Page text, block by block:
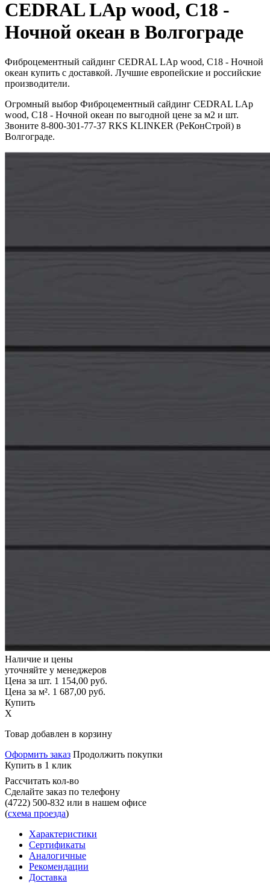
CEDRAL LAp wood, C18 -
Ночной океан в Волгограде
Фиброцементный сайдинг CEDRAL LAp wood, C18 - Ночной
океан купить с доставкой. Лучшие европейские и российские
производители.
Огромный выбор Фиброцементный сайдинг CEDRAL LAp
wood, C18 - Ночной океан по выгодной цене за м2 и шт.
Звоните 8-800-301-77-37 RKS KLINKER (РеКонСтрой) в
Волгограде.
Наличие и цены
уточняйте у менеджеров
Цена за шт. 1 154,00 руб.
Цена за м². 1 687,00 руб.
Купить
X
Товар добавлен в корзину
Оформить заказ Продолжить покупки
Купить в 1 клик
Рассчитать кол-во
Сделайте заказ по телефону
(4722) 500-832 или в нашем офисе
(схема проезда)
Характеристики
Сертификаты
Аналогичные
Рекомендации
Доставка